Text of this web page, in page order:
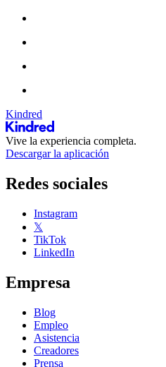
Kindred
Vive la experiencia completa.
Descargar la aplicación
Redes sociales
Instagram
𝕏
TikTok
LinkedIn
Empresa
Blog
Empleo
Asistencia
Creadores
Prensa